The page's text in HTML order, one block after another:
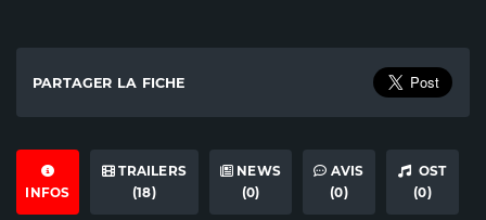
PARTAGER LA FICHE
INFOS
TRAILERS
(18)
NEWS
(0)
AVIS
(0)
OST
(0)